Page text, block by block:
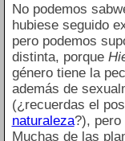
No podemos
hubiese seguido
pero podemos
distinta, porque
género tiene la
además de
(¿recuerdas el
naturaleza?), pero
Muchas de las